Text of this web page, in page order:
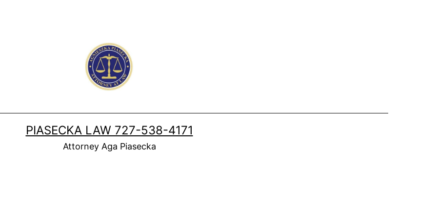
PIASECKA LAW 727-538-4171
Attorney Aga Piasecka